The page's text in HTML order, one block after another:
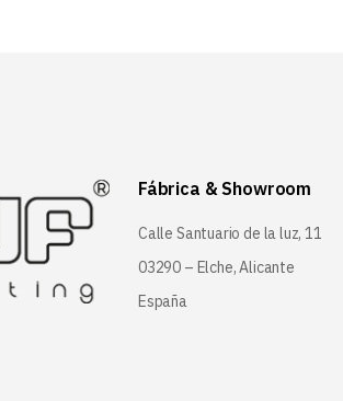
Fábrica & Showroom
Calle Santuario de la luz, 11
03290 – Elche, Alicante
España